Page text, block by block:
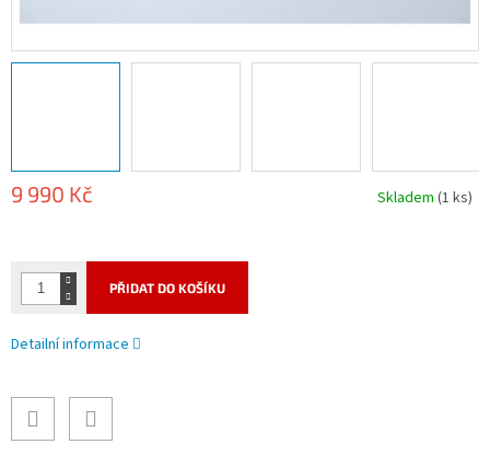
9 990 Kč Skladem(1 ks)
PŘIDAT DO KOŠÍKU
Detailní informace